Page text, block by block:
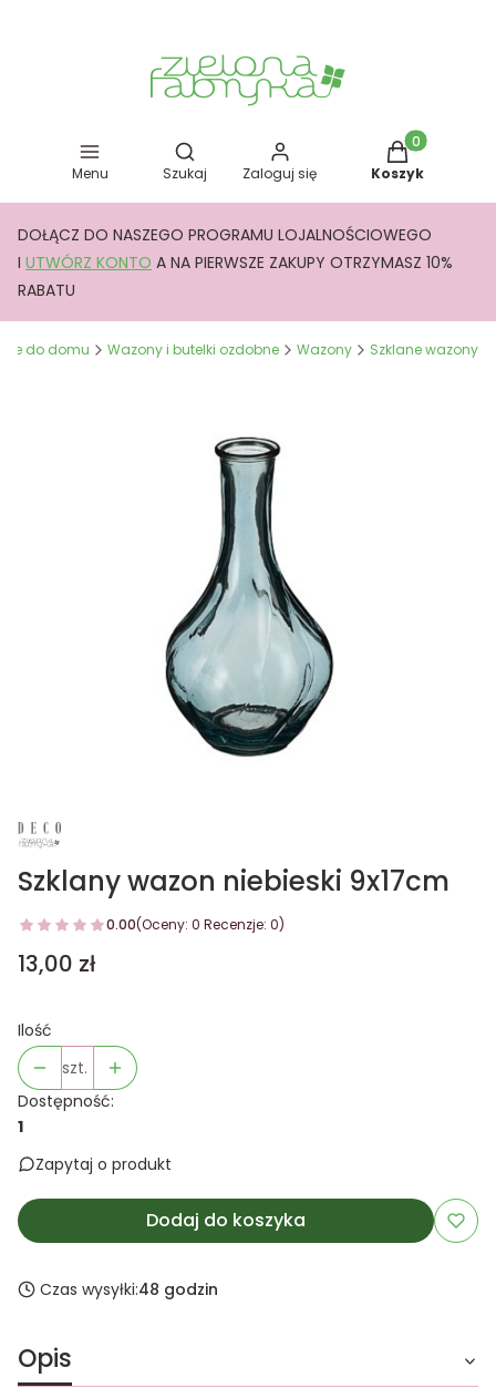
Menu
Otwórz wyszukiwarkę
Szukaj Zaloguj się
Produkty w
Koszyk
DOŁĄCZ DO NASZEGO PROGRAMU LOJALNOŚCIOWEGO
I UTWÓRZ KONTO A NA PIERWSZE ZAKUPY OTRZYMASZ 10%
RABATU
do domu Wazony i butelki ozdobne Wazony Szklane wazony
Szklany wazon niebieski 9x17cm
0.00(Oceny: 0 Recenzje: 0)
Cena
13,00 zł
Ilość
szt.
Dostępność:
1
Zapytaj o produkt
Dodaj do koszyka
Czas wysyłki:48 godzin
Opis